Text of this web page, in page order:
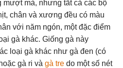
mượt mà, nhưng tất cả các bộ
chân và xương đều có màu
với năm ngón, một đặc điểm
gà khác. Giống gà này
loại gà khác như gà đen (có
gà ri và gà tre do một số nét